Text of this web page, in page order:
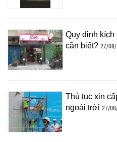
Quy định
cần biết? 27/
Thủ tục xin
ngoài trời 27/